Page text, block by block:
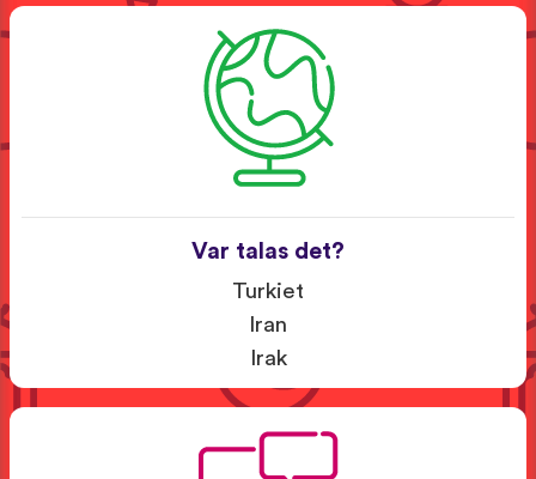
Var talas det?
Turkiet
Iran
Irak